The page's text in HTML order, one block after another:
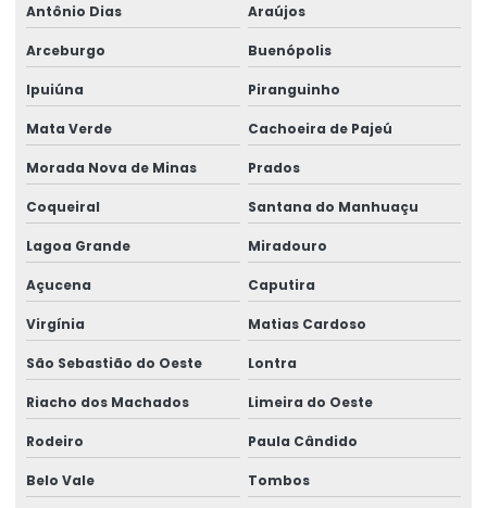
Antônio Dias Araújos
Arceburgo Buenópolis
Ipuiúna Piranguinho
Mata Verde Cachoeira de Pajeú
Morada Nova de Minas Prados
Coqueiral Santana do Manhuaçu
Lagoa Grande Miradouro
Açucena Caputira
Virgínia Matias Cardoso
São Sebastião do Oeste Lontra
Riacho dos Machados Limeira do Oeste
Rodeiro Paula Cândido
Belo Vale Tombos